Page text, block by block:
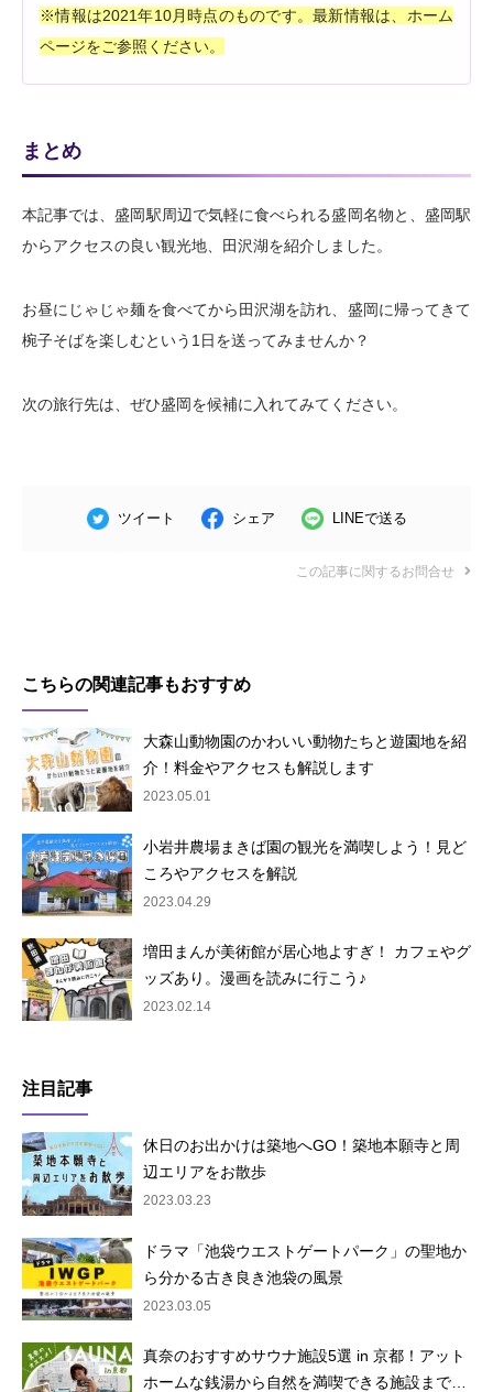
※情報は2021年10月時点のものです。最新情報は、ホーム
ページをご参照ください。
まとめ
本記事では、盛岡駅周辺で気軽に食べられる盛岡名物と、盛岡駅
からアクセスの良い観光地、田沢湖を紹介しました。
お昼にじゃじゃ麺を食べてから田沢湖を訪れ、盛岡に帰ってきて
椀子そばを楽しむという1日を送ってみませんか？
次の旅行先は、ぜひ盛岡を候補に入れてみてください。
ツイート シェア LINEで送る
この記事に関するお問合せ
こちらの関連記事もおすすめ
大森山動物園のかわいい動物たちと遊園地を紹
介！料金やアクセスも解説します
2023.05.01
小岩井農場まきば園の観光を満喫しよう！見ど
ころやアクセスを解説
2023.04.29
増田まんが美術館が居心地よすぎ！ カフェやグ
ッズあり。漫画を読みに行こう♪
2023.02.14
注目記事
休日のお出かけは築地へGO！築地本願寺と周
辺エリアをお散歩
2023.03.23
ドラマ「池袋ウエストゲートパーク」の聖地か
ら分かる古き良き池袋の風景
2023.03.05
真奈のおすすめサウナ施設5選 in 京都！アット
ホームな銭湯から自然を満喫できる施設まで…